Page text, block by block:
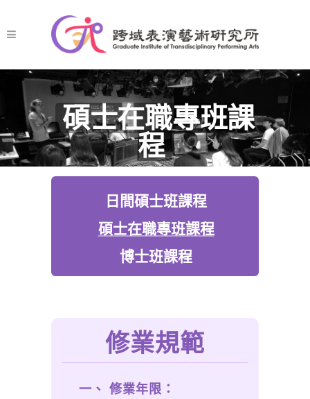
碩士在職專班課
程
日間碩士班課程
碩士在職專班課程
博士班課程
修業規範
一、 修業年限：